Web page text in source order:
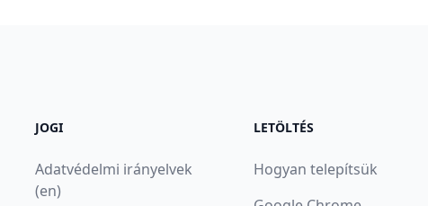
JOGI
Adatvédelmi irányelvek
(en)
LETÖLTÉS
Hogyan telepítsük